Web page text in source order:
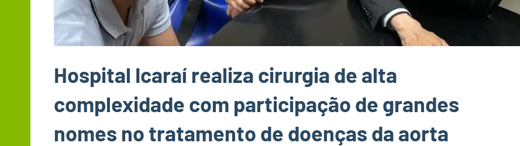
Hospital Icaraí realiza cirurgia de alta
complexidade com participação de grandes
nomes no tratamento de doenças da aorta